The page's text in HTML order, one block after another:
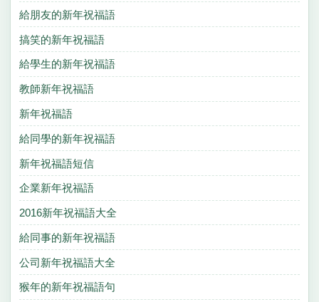
給朋友的新年祝福語
搞笑的新年祝福語
給學生的新年祝福語
教師新年祝福語
新年祝福語
給同學的新年祝福語
新年祝福語短信
企業新年祝福語
2016新年祝福語大全
給同事的新年祝福語
公司新年祝福語大全
猴年的新年祝福語句